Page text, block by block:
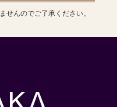
んのでご了承ください。